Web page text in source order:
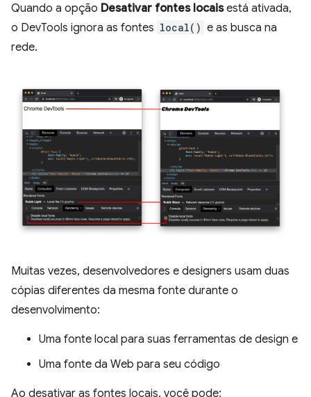
Quando a opção Desativar fontes locaisestá ativada,
o DevTools ignora as fontes local() e as busca na
rede.
Muitas vezes, desenvolvedores e designers usam duas
cópias diferentes da mesma fonte durante o
desenvolvimento:
Uma fonte local para suas ferramentas de design e
Uma fonte da Web para seu código
Ao desativar as fontes locais, você pode: